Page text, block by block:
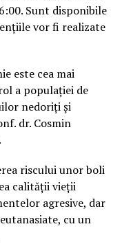
Sunt disponibile
vor fi realizate
este cea mai
a populației de
nedoriți și
dr. Cosmin
riscului unor boli
calității vieții
agresive, dar
cu un